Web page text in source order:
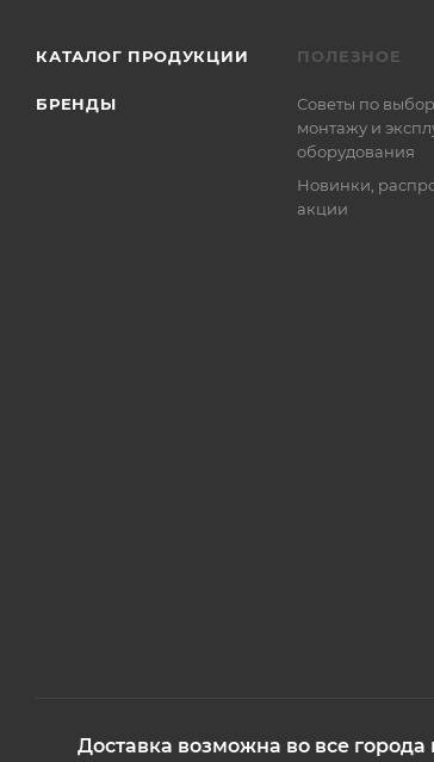
КАТАЛОГ ПРОДУКЦИИ
БРЕНДЫ
ПОЛЕЗНОЕ
Советы по
монтажу и
оборудования
Новинки,
акции
Доставка возможна во все